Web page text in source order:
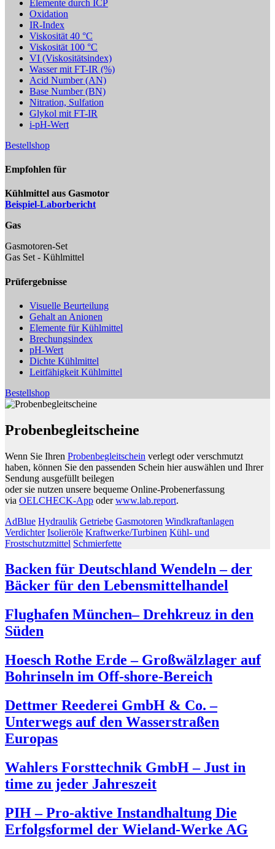
Elemente durch ICP
Oxidation
IR-Index
Viskosität 40 °C
Viskosität 100 °C
VI (Viskositätsindex)
Wasser mit FT-IR (%)
Acid Number (AN)
Base Number (BN)
Nitration, Sulfation
Glykol mit FT-IR
i-pH-Wert
Bestellshop
Empfohlen für
Kühlmittel aus Gasmotor
Beispiel-Laborbericht
Gas
Gasmotoren-Set
Gas Set - Kühlmittel
Prüfergebnisse
Visuelle Beurteilung
Gehalt an Anionen
Elemente für Kühlmittel
Brechungsindex
pH-Wert
Dichte Kühlmittel
Leitfähigkeit Kühlmittel
Bestellshop
Probenbegleitscheine
Wenn Sie Ihren Probenbegleitschein verlegt oder verschmutzt
haben, können Sie den passenden Schein hier auswählen und Ihrer
Sendung ausgefüllt beilegen
oder sie nutzen unsere bequeme Online-Probenerfassung
via OELCHECK-App oderwww.lab.report.
AdBlue Hydraulik Getriebe Gasmotoren Windkraftanlagen
Verdichter Isolieröle Kraftwerke/Turbinen Kühl- und
Frostschutzmittel Schmierfette
Backen für Deutschland Wendeln – der
Bäcker für den Lebensmittelhandel
Flughafen München– Drehkreuz in den
Süden
Hoesch Rothe Erde – Großwälzlager auf
Bohrinseln im Off-shore-Bereich
Dettmer Reederei GmbH & Co. –
Unterwegs auf den Wasserstraßen
Europas
Wahlers Forsttechnik GmbH – Just in
time zu jeder Jahreszeit
PIH – Pro-aktive Instandhaltung Die
Erfolgsformel der Wieland-Werke AG